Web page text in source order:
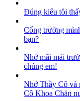
Đúng kiểu tôi
Cổng trường
bạn?
Nhớ mãi mái
chúng em!
Nhớ Thầy Cô và
Cô Khoa Chăn